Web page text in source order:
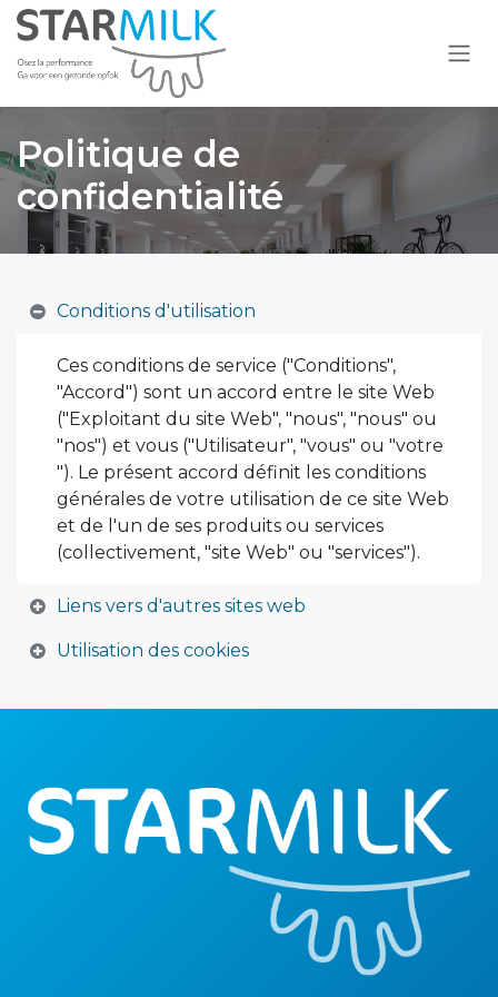
Overslaan naar inhoud
Politique de
confidentialité
Conditions d'utilisation
Ces conditions de service ("Conditions",
"Accord") sont un accord entre le site Web
("Exploitant du site Web", "nous", "nous" ou
"nos") et vous ("Utilisateur", "vous" ou "votre
"). Le présent accord définit les conditions
générales de votre utilisation de ce site Web
et de l'un de ses produits ou services
(collectivement, "site Web" ou "services").
Liens vers d'autres sites web
Utilisation des cookies